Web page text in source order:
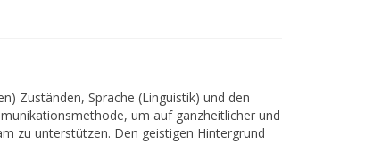
Zuständen, Sprache (Linguistik) und den
um auf ganzheitlicher und
zu unterstützen. Den geistigen Hintergrund